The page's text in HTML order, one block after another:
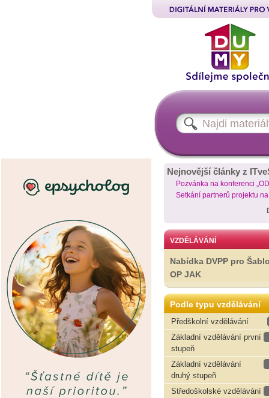
Nejnovější články z
Pozvánka na konferenci
Setkání partnerů projektu
VZDĚLÁVÁNÍ
Nabídka DVPP pro
OP JAK
Podle typu vzdělávání
Předškolní vzdělávání
Základní vzdělávání první
stupeň
Základní vzdělávání
druhý stupeň
Středoškolské vzdělávání